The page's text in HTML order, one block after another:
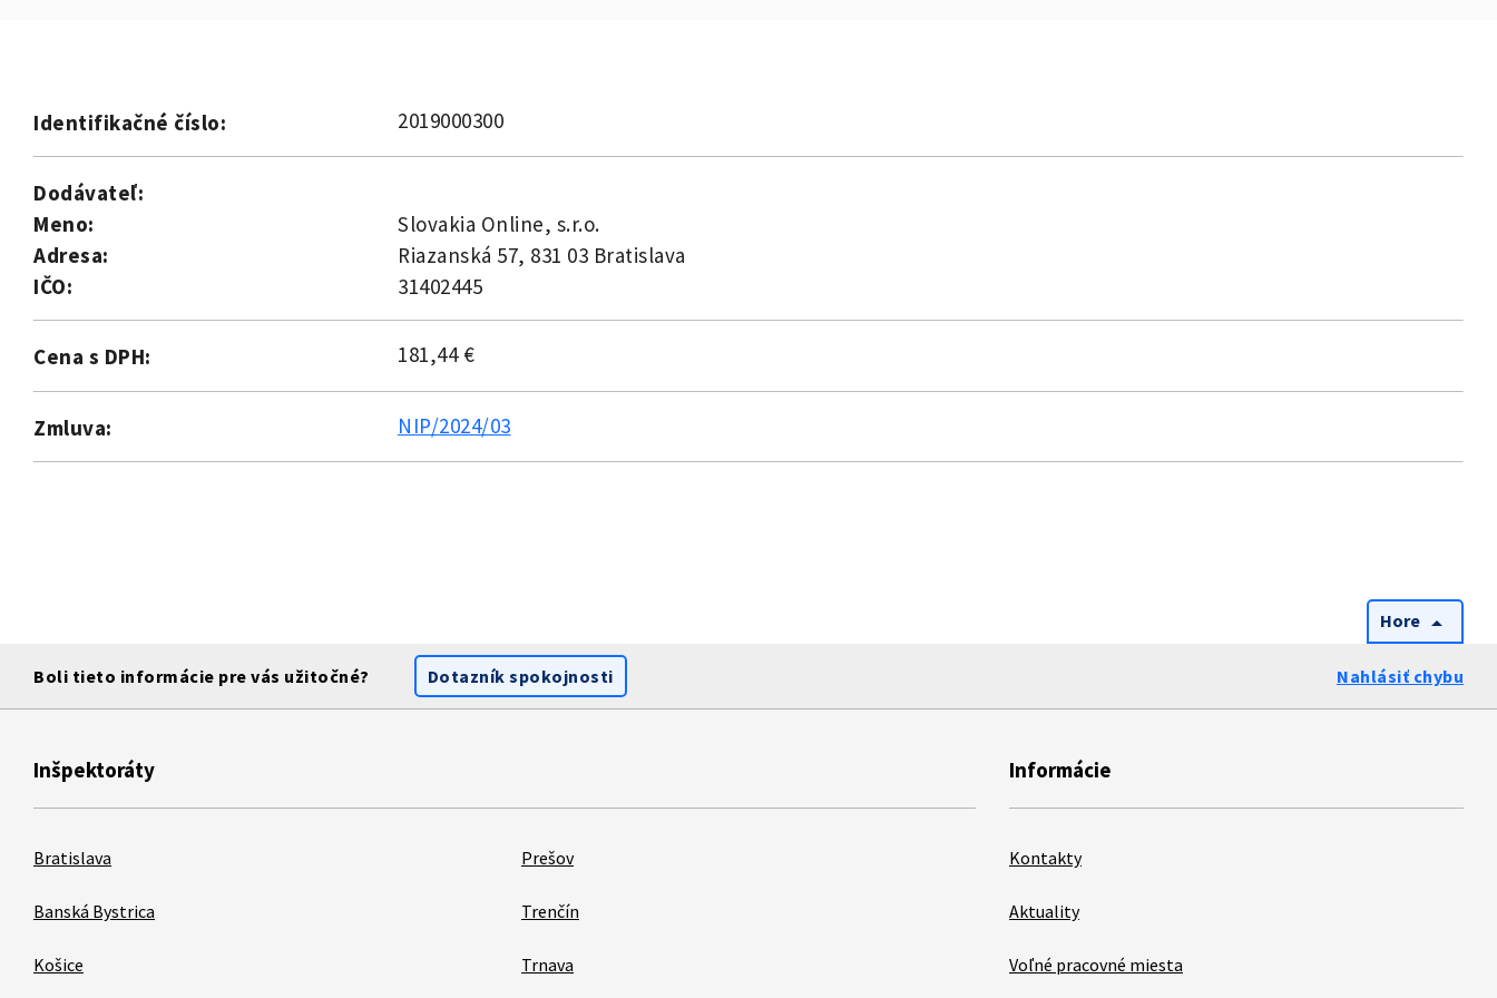
Identifikačné číslo: 2019000300
Dodávateľ:
Meno:
Slovakia Online, s.r.o.
Adresa:
Riazanská 57, 831 03 Bratislava
IČO:
31402445
Cena s DPH: 181,44 €
Zmluva: NIP/2024/03
Hore arrow_drop_up
Boli tieto informácie pre vás užitočné? Dotazník spokojnosti Nahlásiť chybu
Inšpektoráty
Bratislava
Banská Bystrica
Košice
Prešov
Trenčín
Trnava
Informácie
Kontakty
Aktuality
Voľné pracovné miesta